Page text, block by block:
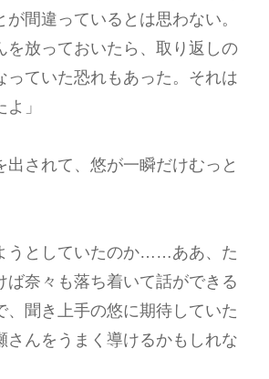
間違っているとは思わない。
を放っておいたら、取り返しの
っていた恐れもあった。それは
」
されて、悠が一瞬だけむっと
うとしていたのか……ああ、た
ば奈々も落ち着いて話ができる
、聞き上手の悠に期待していた
さんをうまく導けるかもしれな